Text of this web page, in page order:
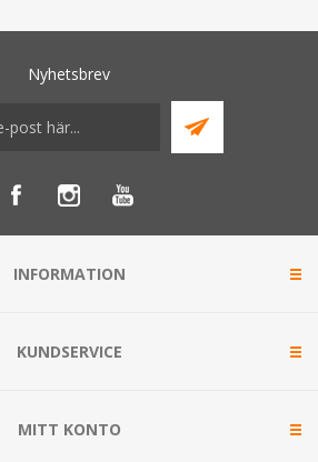
Nyhetsbrev
INFORMATION
KUNDSERVICE
MITT KONTO